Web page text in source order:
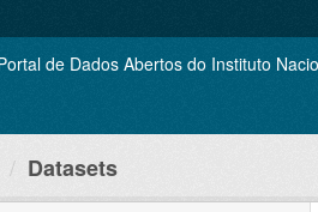
Datasets